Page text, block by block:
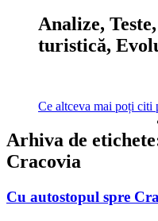
Analize,
turistică,
Ce altceva mai poți citi
Arhiva de
Cracovia
Cu autostopul spre